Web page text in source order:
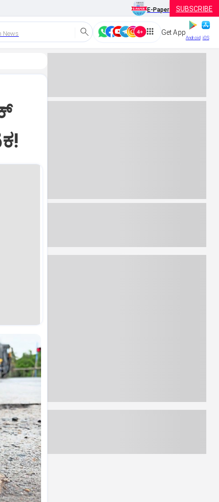
E-Paper SUBSCRIBE
News Get App
Android iOS